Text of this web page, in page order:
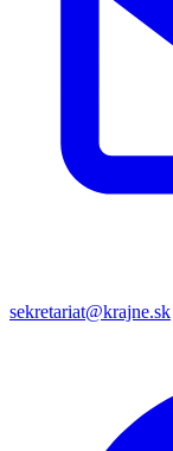
sekretariat@krajne.sk